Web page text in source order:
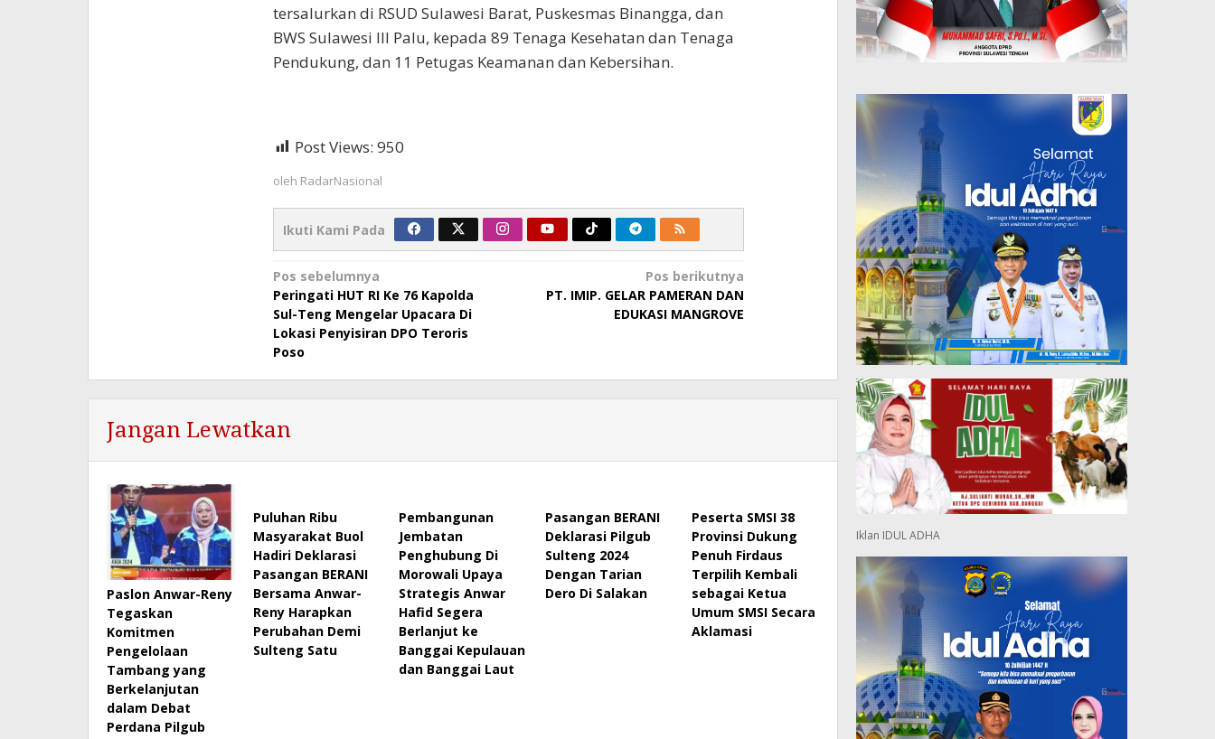
tersalurkan di RSUD Sulawesi Barat, Puskesmas Binangga, dan
BWS Sulawesi III Palu, kepada 89 Tenaga Kesehatan dan Tenaga
Pendukung, dan 11 Petugas Keamanan dan Kebersihan.
Post Views: 950
oleh RadarNasional
Ikuti Kami Pada
Navigasi
pos
Pos sebelumnya
Peringati HUT RI Ke 76 Kapolda
Sul-Teng Mengelar Upacara Di
Lokasi Penyisiran DPO Teroris
Poso
Pos berikutnya
PT. IMIP. GELAR PAMERAN DAN
EDUKASI MANGROVE
Jangan Lewatkan
Paslon Anwar-Reny
Tegaskan
Komitmen
Pengelolaan
Tambang yang
Berkelanjutan
dalam Debat
Perdana Pilgub
Puluhan Ribu
Masyarakat Buol
Hadiri Deklarasi
Pasangan BERANI
Bersama Anwar-
Reny Harapkan
Perubahan Demi
Sulteng Satu
Pembangunan
Jembatan
Penghubung Di
Morowali Upaya
Strategis Anwar
Hafid Segera
Berlanjut ke
Banggai Kepulauan
dan Banggai Laut
Pasangan BERANI
Deklarasi Pilgub
Sulteng 2024
Dengan Tarian
Dero Di Salakan
Peserta SMSI 38
Provinsi Dukung
Penuh Firdaus
Terpilih Kembali
sebagai Ketua
Umum SMSI Secara
Aklamasi
Iklan IDUL ADHA